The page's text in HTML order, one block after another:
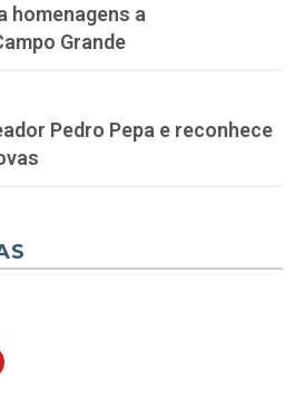
homenagens a
Grande
Pedro Pepa e reconhece